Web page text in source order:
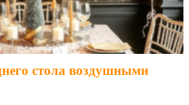
стола воздушными